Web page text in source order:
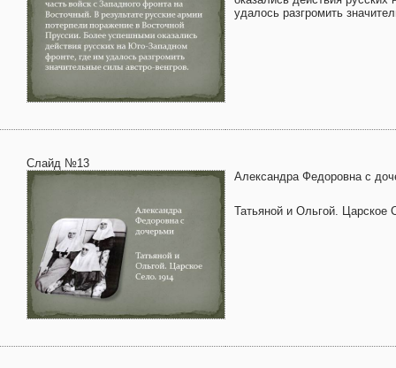
удалось разгромить
Слайд №13
Александра Федоровна с
Татьяной и Ольгой. Царское